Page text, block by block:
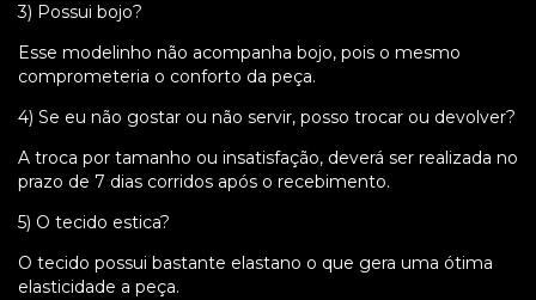
3) Possui bojo?
Esse modelinho não acompanha bojo, pois o mesmo
comprometeria o conforto da peça.
4) Se eu não gostar ou não servir, posso trocar ou devolver?
A troca por tamanho ou insatisfação, deverá ser realizada no
prazo de 7 dias corridos após o recebimento.
5) O tecido estica?
O tecido possui bastante elastano o que gera uma ótima
elasticidade a peça.